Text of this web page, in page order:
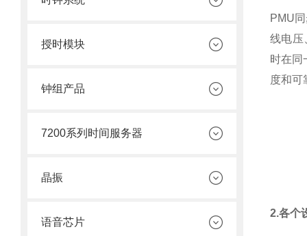
授时模块
钟组产品
7200系列时间服务器
晶振
语音芯片
PMU
线电压
时在同
度和可
2.各个